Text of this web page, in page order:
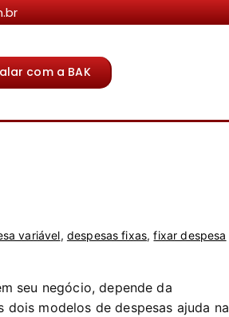
com a BAK
variável, despesas fixas,fixar despesa
seu negócio, depende da
dois modelos de despesas ajuda na